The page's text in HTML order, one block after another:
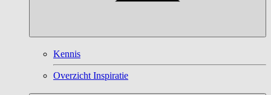
Kennis
Overzicht Inspiratie